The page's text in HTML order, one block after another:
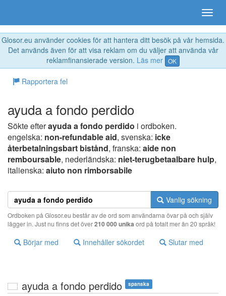
Glosor.eu använder cookies för att hantera ditt besök på vår hemsida.
Det används även för att visa reklam om du väljer att använda vår
reklamfinansierade version. Läs mer OK
Rapportera fel
ayuda a fondo perdido
Sökte efterayuda a fondo perdido i ordboken.
engelska: non-refundable aid, svenska: icke
återbetalningsbart bistånd, franska: aide non
remboursable, nederländska: niet-terugbetaalbare hulp,
italienska: aiuto non rimborsabile
Vanlig sökning
Ordboken på Glosor.eu består av de ord som användarna övar på och själv
lägger in. Just nu finns det över210 000 unika ord på totalt mer än 20 språk!
Börjar med Innehåller sökordet Slutar med
ayuda a fondo perdido spanska